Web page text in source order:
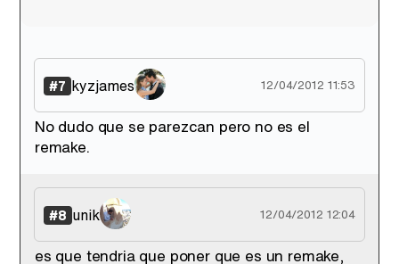
#7 kyzjames 12/04/2012 11:53
No dudo que se parezcan pero no es el
remake.
#8 unik 12/04/2012 12:04
es que tendria que poner que es un remake,